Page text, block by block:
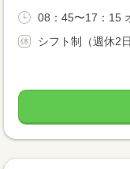
08：45〜17：15
シフト制（週休2